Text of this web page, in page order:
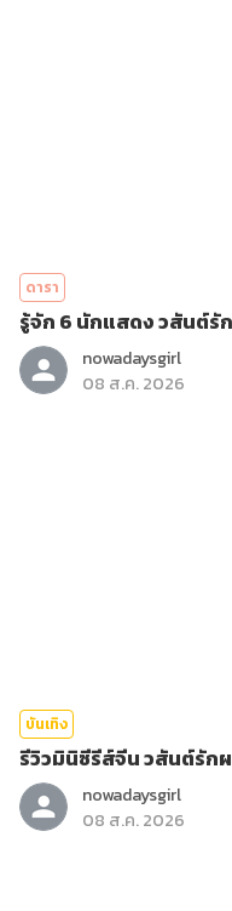
ดารา
รู้จัก 6 นักแสดง วสันต์รั
nowadaysgirl
08 ส.ค. 2026
บันเทิง
รีวิวมินิซีรีส์จีน วสันต์รัก
nowadaysgirl
08 ส.ค. 2026